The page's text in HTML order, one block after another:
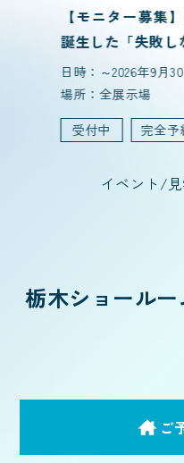
【モニター募集
誕生した「失敗
日時：～2026年9月
場所：全展示場
受付中
完全予
イベント/
栃木ショール
ご